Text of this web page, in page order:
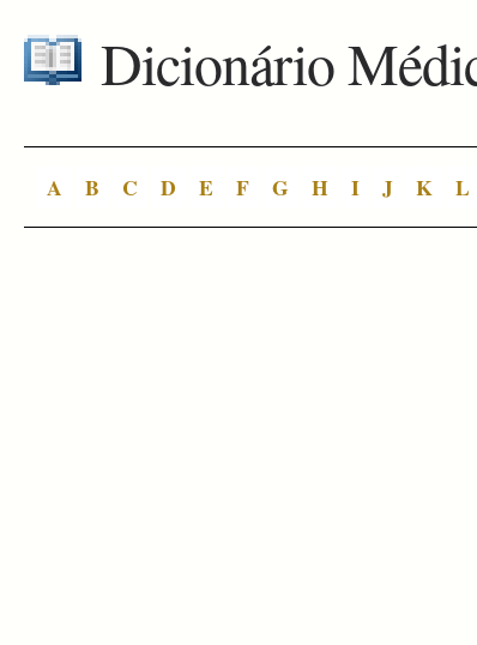
Dicionário
A B C D E F G H I J K L